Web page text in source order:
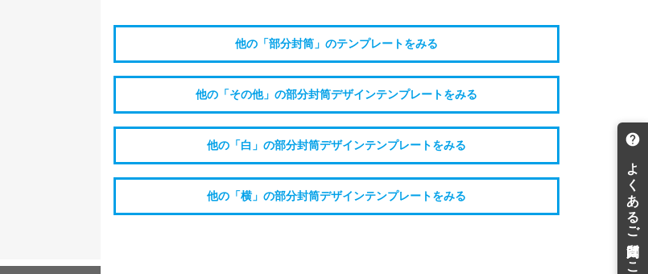
他の「部分封筒」のテンプレートをみる
他の「その他」の部分封筒デザインテンプレートをみる
他の「白」の部分封筒デザインテンプレートをみる
他の「横」の部分封筒デザインテンプレートをみる